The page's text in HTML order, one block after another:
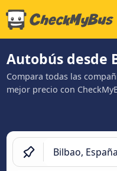
Autobús desde
Compara todas las
mejor precio con